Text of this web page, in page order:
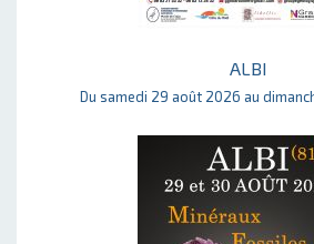
ALBI
Du samedi 29 août 2026 au